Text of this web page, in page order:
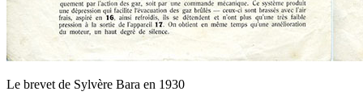
Le brevet de Sylvère Bara en 1930